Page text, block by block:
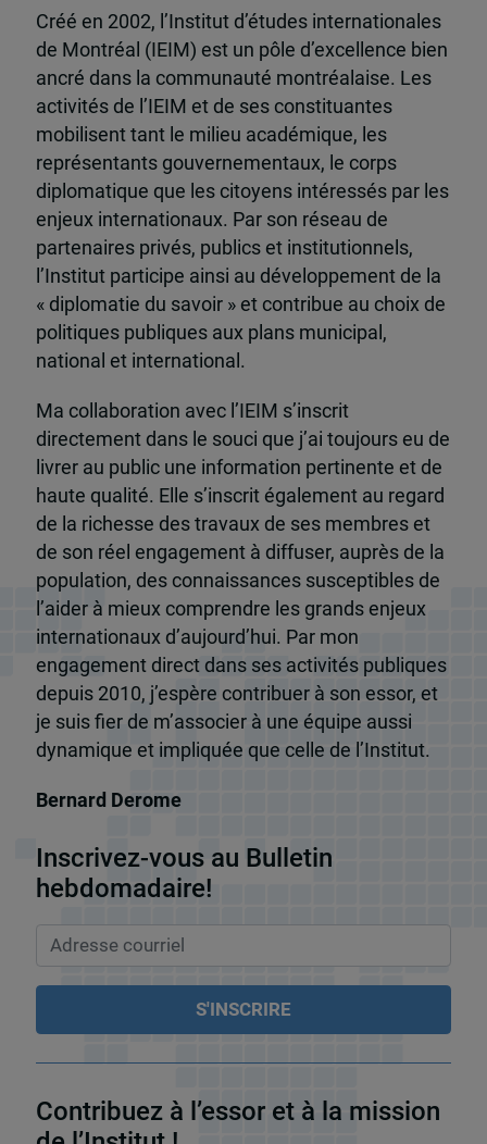
Créé en 2002, l’Institut d’études internationales
de Montréal (IEIM) est un pôle d’excellence bien
ancré dans la communauté montréalaise. Les
activités de l’IEIM et de ses constituantes
mobilisent tant le milieu académique, les
représentants gouvernementaux, le corps
diplomatique que les citoyens intéressés par les
enjeux internationaux. Par son réseau de
partenaires privés, publics et institutionnels,
l’Institut participe ainsi au développement de la
« diplomatie du savoir » et contribue au choix de
politiques publiques aux plans municipal,
national et international.
Ma collaboration avec l’IEIM s’inscrit
directement dans le souci que j’ai toujours eu de
livrer au public une information pertinente et de
haute qualité. Elle s’inscrit également au regard
de la richesse des travaux de ses membres et
de son réel engagement à diffuser, auprès de la
population, des connaissances susceptibles de
l’aider à mieux comprendre les grands enjeux
internationaux d’aujourd’hui. Par mon
engagement direct dans ses activités publiques
depuis 2010, j’espère contribuer à son essor, et
je suis fier de m’associer à une équipe aussi
dynamique et impliquée que celle de l’Institut.
Bernard Derome
Inscrivez-vous au Bulletin
hebdomadaire!
Contribuez à l’essor et à la mission